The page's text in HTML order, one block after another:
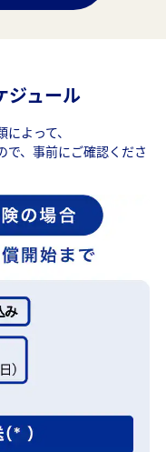
ジュール
よって、
で、事前にご確認くださ